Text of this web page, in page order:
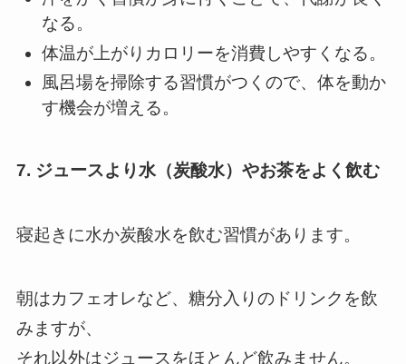
なる。
体温が上がりカロリーを消費しやすくなる。
風呂場を掃除する習慣がつくので、体を動か
す機会が増える。
7. ジュースより水（炭酸水）やお茶をよく飲む
寝起きに水か炭酸水を飲む習慣があります。
朝はカフェオレなど、糖分入りのドリンクを飲
みますが、
それ以外はジュースをほとんど飲みません。